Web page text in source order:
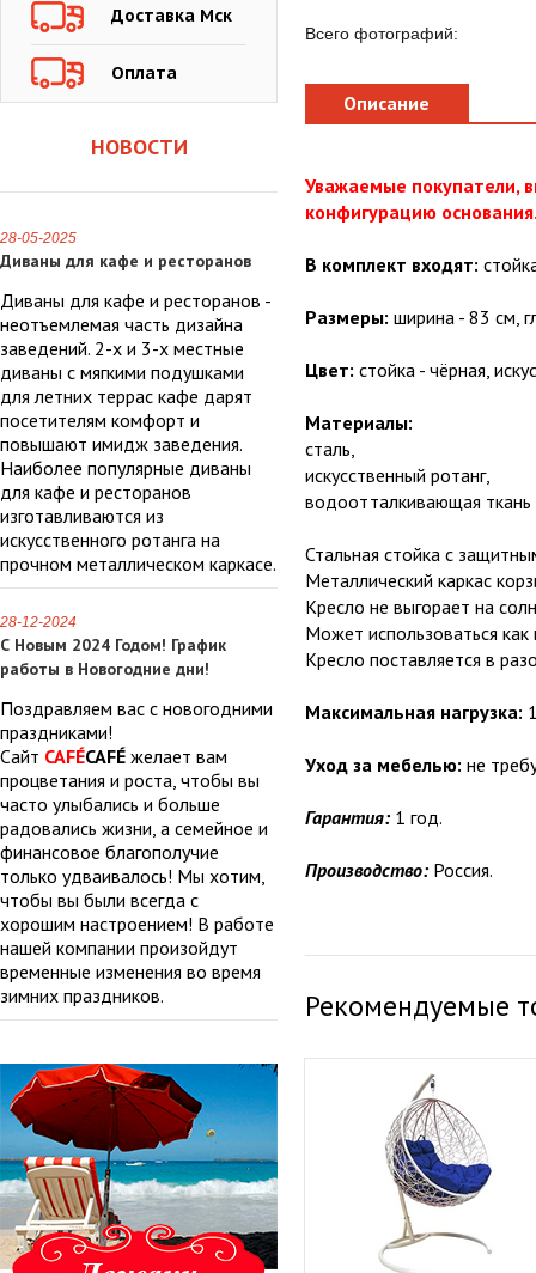
Доставка Мск
Оплата
НОВОСТИ
28-05-2025
Диваны для кафе и ресторанов
Диваны для кафе и ресторанов -
неотъемлемая часть дизайна
заведений. 2-х и 3-х местные
диваны с мягкими подушками
для летних террас кафе дарят
посетителям комфорт и
повышают имидж заведения.
Наиболее популярные диваны
для кафе и ресторанов
изготавливаются из
искусственного ротанга на
прочном металлическом каркасе.
28-12-2024
С Новым 2024 Годом! График
работы в Новогодние дни!
Поздравляем вас с новогодними
праздниками!
Сайт CAFÉCAFÉ желает вам
процветания и роста, чтобы вы
часто улыбались и больше
радовались жизни, а семейное и
финансовое благополучие
только удваивалось! Мы хотим,
чтобы вы были всегда с
хорошим настроением! В работе
нашей компании произойдут
временные изменения во время
зимних праздников.
Всего фотографий:
Описание
Уважаемые покупатели,
конфигурацию
В комплект входят:
Размеры: ширина - 83 см,
Цвет: стойка - чёрная,
Материалы:
сталь,
искусственный ротанг,
водоотталкивающая
Стальная стойка с
Металлический каркас
Кресло не выгорает на
Может использоваться
Кресло поставляется в
Максимальная нагрузка:
Уход за мебелью: не
Гарантия:1 год.
Производство:Россия.
Рекомендуемые